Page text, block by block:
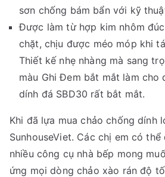
sơn chống bám bẩn với kỹ
Được làm từ hợp kim nhôm
chặt, chịu được méo móp khi
Thiết kế nhẹ nhàng mà sang
màu Ghi Đem bắt mắt làm cho
dính đá SBD30 rất bắt mắt.
Khi đã lựa mua chảo chống dính
SunhouseViet. Các chị em có
nhiều công cụ nhà bếp mong
ứng mọi dòng chảo xào rán độ